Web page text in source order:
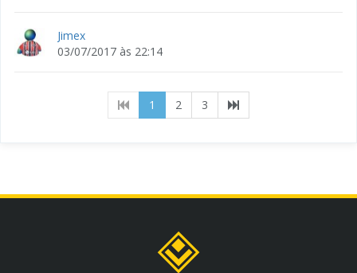
Jimex
03/07/2017 às 22:14
1 (current)
2 3